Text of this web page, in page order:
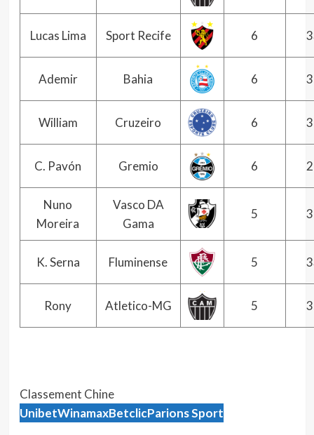
Lucas Lima Sport Recife 6
Ademir Bahia 6
William Cruzeiro 6
C. Pavón Gremio 6
Nuno
Moreira
Vasco DA
Gama
5
K. Serna Fluminense 5
Rony Atletico-MG 5
Classement ChineClassement Ligue 2
UnibetWinamaxBetclicParions Sport